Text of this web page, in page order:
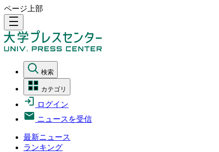
ページ上部
density_medium
検索
カテゴリ
ログイン
ニュースを受信
最新ニュース
ランキング